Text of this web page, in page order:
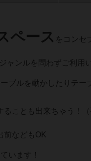
ペース をコンセ
ャンルを問わずご利用
ブルを動かしたりテ
ることも出来ちゃう！（
前などもOK
います！